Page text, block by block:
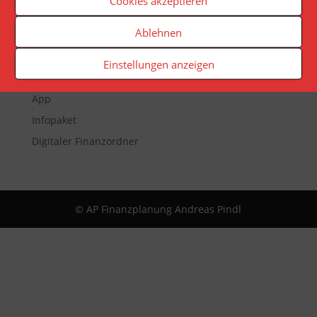
Ablehnen
Einstellungen anzeigen
Reporting
App
Infopaket
Digitaler Finanzordner
© AP Finanzplanung Andreas Pindl